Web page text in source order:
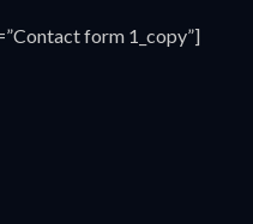
form 1_copy”]